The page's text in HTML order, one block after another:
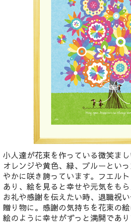
小人達が花束を作っている微笑まし
オレンジや黄色、緑、ブルーとい
やかに咲き誇っています。フエル
あり、絵を見ると幸せや元気をもら
お礼や感謝を伝えたい時、退職祝
贈り物に。感謝の気持ちを花束の
絵のように幸せがずっと満開であり